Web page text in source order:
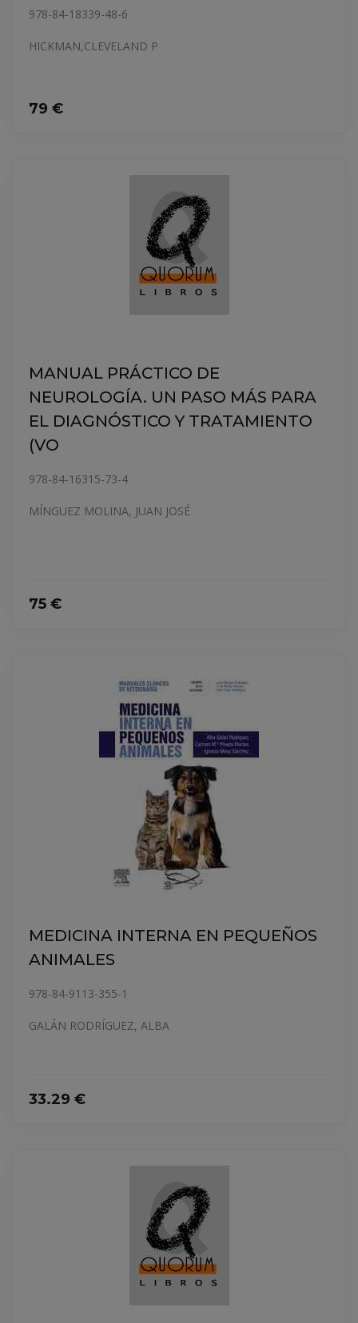
978-84-18339-48-6
HICKMAN,CLEVELAND P
79 €
MANUAL PRÁCTICO DE
NEUROLOGÍA. UN PASO MÁS PARA
EL DIAGNÓSTICO Y TRATAMIENTO
(VO
978-84-16315-73-4
MÍNGUEZ MOLINA, JUAN JOSÉ
75 €
MEDICINA INTERNA EN PEQUEÑOS
ANIMALES
978-84-9113-355-1
GALÁN RODRÍGUEZ, ALBA
33.29 €